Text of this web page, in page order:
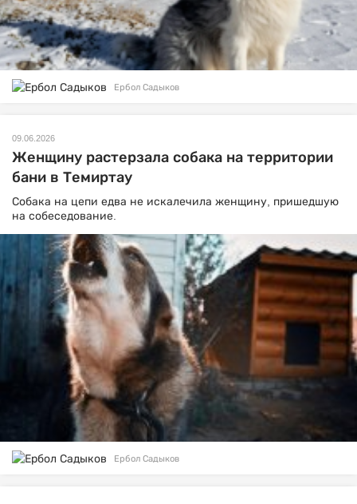
Ербол Садыков
09.06.2026
Женщину растерзала собака на территории
бани в Темиртау
Собака на цепи едва не искалечила женщину, пришедшую
на собеседование.
Ербол Садыков